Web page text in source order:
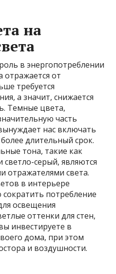
на
в энергопотреблении
от
требуется
а значит, снижается
Темные цвета,
часть
нас включать
длительный срок.
тона, такие как
серый, являются
отражателями света.
в интерьере
потребление
освещения
оттенки для стен,
инвестируете в
дома, при этом
и воздушности.